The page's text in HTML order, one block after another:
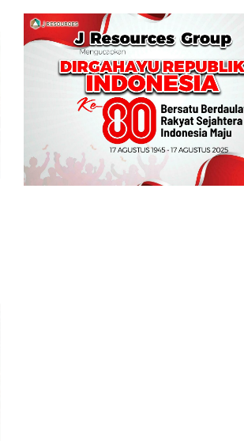
Piala Wali Kota
Manado